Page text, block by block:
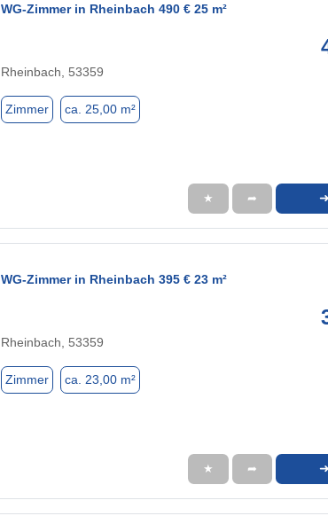
WG-Zimmer in Rheinbach 490 € 25 m²
Rheinbach, 53359
Zimmer ca. 25,00 m²
★ ➦ ➜
WG-Zimmer in Rheinbach 395 € 23 m²
Rheinbach, 53359
Zimmer ca. 23,00 m²
★ ➦ ➜